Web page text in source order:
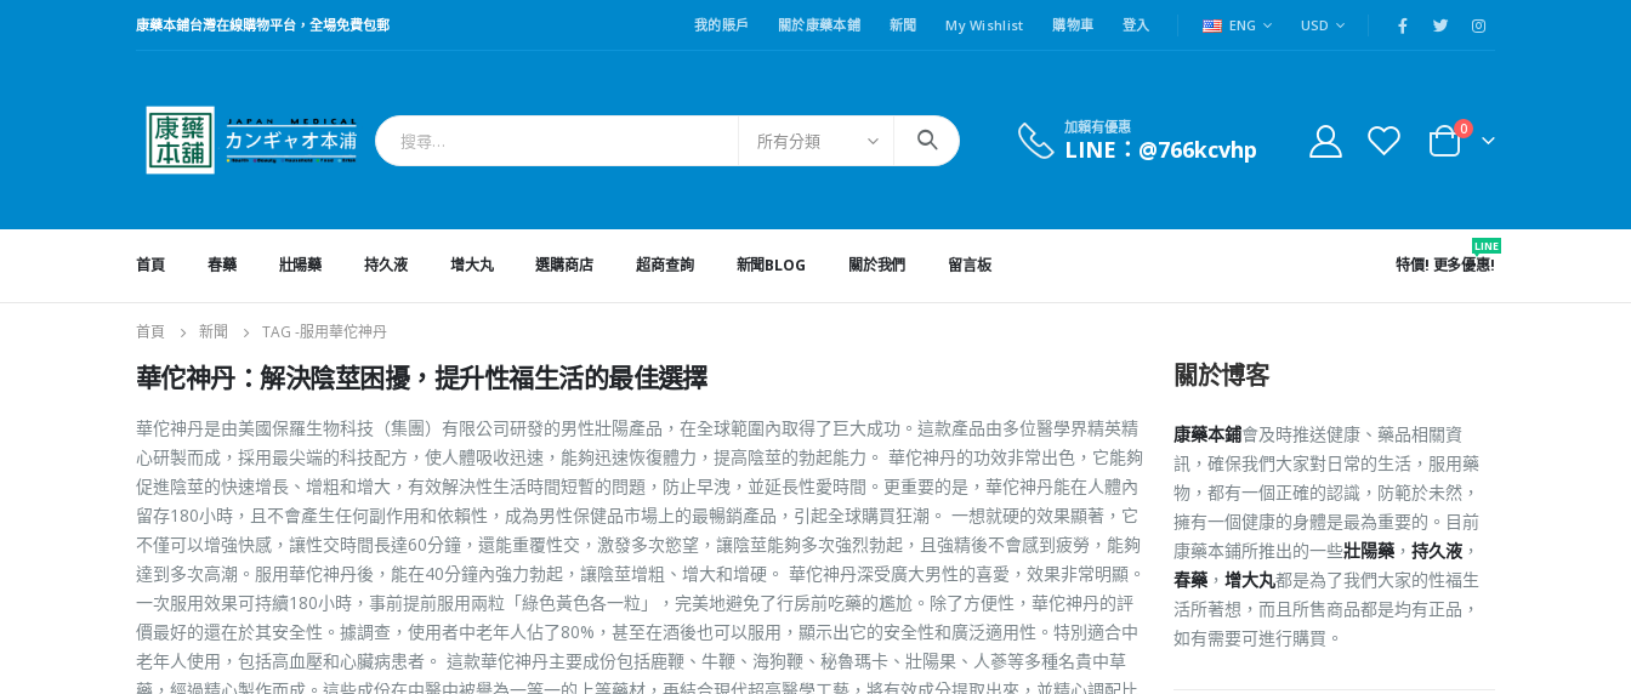
康藥本鋪台灣在線購物平台，全場免費包郵 我的賬戶 關於康藥本鋪 新聞 My Wishlist 購物車 登入 ENG USD
所有分類
加賴有優惠
LINE：@766kcvhp
0
首頁 春藥 壯陽藥 持久液 增大丸 選購商店 超商查詢 新聞BLOG 關於我們 留言板 特價! 更多優惠!
LINE
首頁 新聞 TAG -服用華佗神丹
華佗神丹：解決陰莖困擾，提升性福生活的最佳選擇
華佗神丹是由美國保羅生物科技（集團）有限公司研發的男性壯陽產品，在全球範圍內取得了巨大成功。這款產品由多位醫學界精英精
心研製而成，採用最尖端的科技配方，使人體吸收迅速，能夠迅速恢復體力，提高陰莖的勃起能力。 華佗神丹的功效非常出色，它能夠
促進陰莖的快速增長、增粗和增大，有效解決性生活時間短暫的問題，防止早洩，並延長性愛時間。更重要的是，華佗神丹能在人體內
留存180小時，且不會產生任何副作用和依賴性，成為男性保健品市場上的最暢銷產品，引起全球購買狂潮。 一想就硬的效果顯著，它
不僅可以增強快感，讓性交時間長達60分鐘，還能重覆性交，激發多次慾望，讓陰莖能夠多次強烈勃起，且強精後不會感到疲勞，能夠
達到多次高潮。服用華佗神丹後，能在40分鐘內強力勃起，讓陰莖增粗、增大和增硬。 華佗神丹深受廣大男性的喜愛，效果非常明顯。
一次服用效果可持續180小時，事前提前服用兩粒「綠色黃色各一粒」，完美地避免了行房前吃藥的尷尬。除了方便性，華佗神丹的評
價最好的還在於其安全性。據調查，使用者中老年人佔了80%，甚至在酒後也可以服用，顯示出它的安全性和廣泛適用性。特別適合中
老年人使用，包括高血壓和心臟病患者。 這款華佗神丹主要成份包括鹿鞭、牛鞭、海狗鞭、秘魯瑪卡、壯陽果、人蔘等多種名貴中草
關於博客
康藥本鋪會及時推送健康、藥品相關資
訊，確保我們大家對日常的生活，服用藥
物，都有一個正確的認識，防範於未然，
擁有一個健康的身體是最為重要的。目前
康藥本鋪所推出的一些壯陽藥 ， 持久液 ，
春藥 ， 增大丸都是為了我們大家的性福生
活所著想，而且所售商品都是均有正品，
如有需要可進行購買。